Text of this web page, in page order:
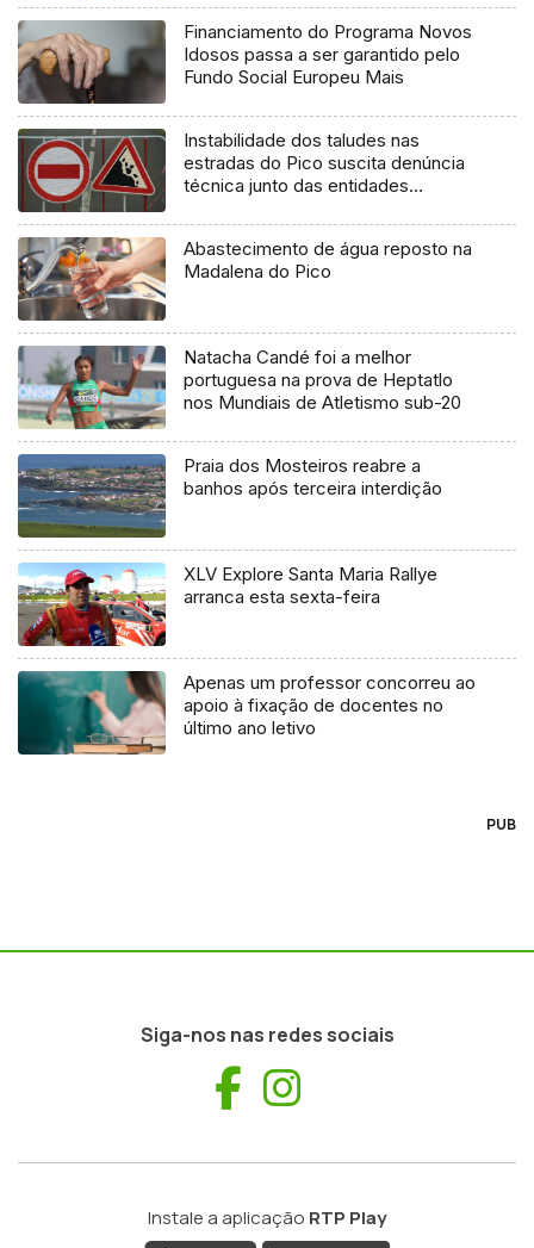
Financiamento do Programa Novos
Idosos passa a ser garantido pelo
Fundo Social Europeu Mais
Instabilidade dos taludes nas
estradas do Pico suscita denúncia
técnica junto das entidades
Abastecimento de água reposto na
Madalena do Pico
Natacha Candé foi a melhor
portuguesa na prova de Heptatlo
nos Mundiais de Atletismo sub-20
Praia dos Mosteiros reabre a
banhos após terceira interdição
XLV Explore Santa Maria Rallye
arranca esta sexta-feira
Apenas um professor concorreu ao
apoio à fixação de docentes no
último ano letivo
PUB
Siga-nos nas redes sociais
Facebook
Instale a aplicação RTP Play